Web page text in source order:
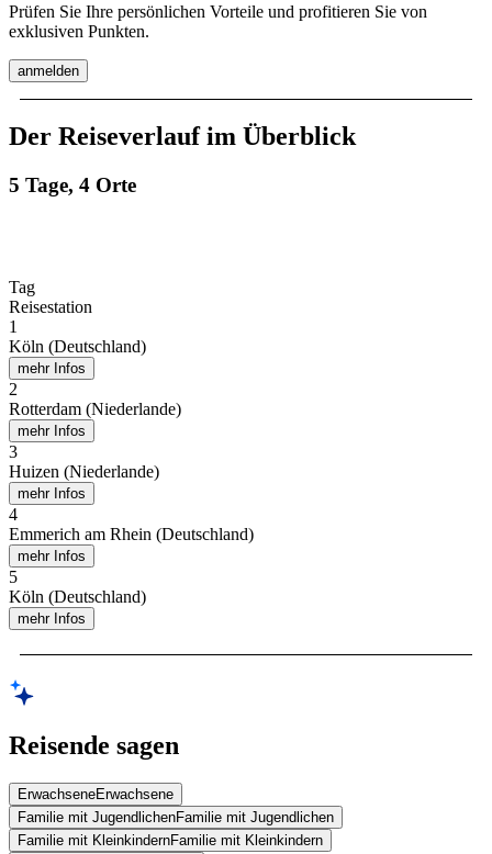
Prüfen Sie Ihre persönlichen Vorteile und profitieren Sie von
exklusiven Punkten.
anmelden
Der Reiseverlauf im Überblick
5 Tage, 4 Orte
Tag
Reisestation
1
Köln (Deutschland)
mehr Infos
2
Rotterdam (Niederlande)
mehr Infos
3
Huizen (Niederlande)
mehr Infos
4
Emmerich am Rhein (Deutschland)
mehr Infos
5
Köln (Deutschland)
mehr Infos
Reisende sagen
ErwachseneErwachsene
Familie mit JugendlichenFamilie mit Jugendlichen
Familie mit KleinkindernFamilie mit Kleinkindern